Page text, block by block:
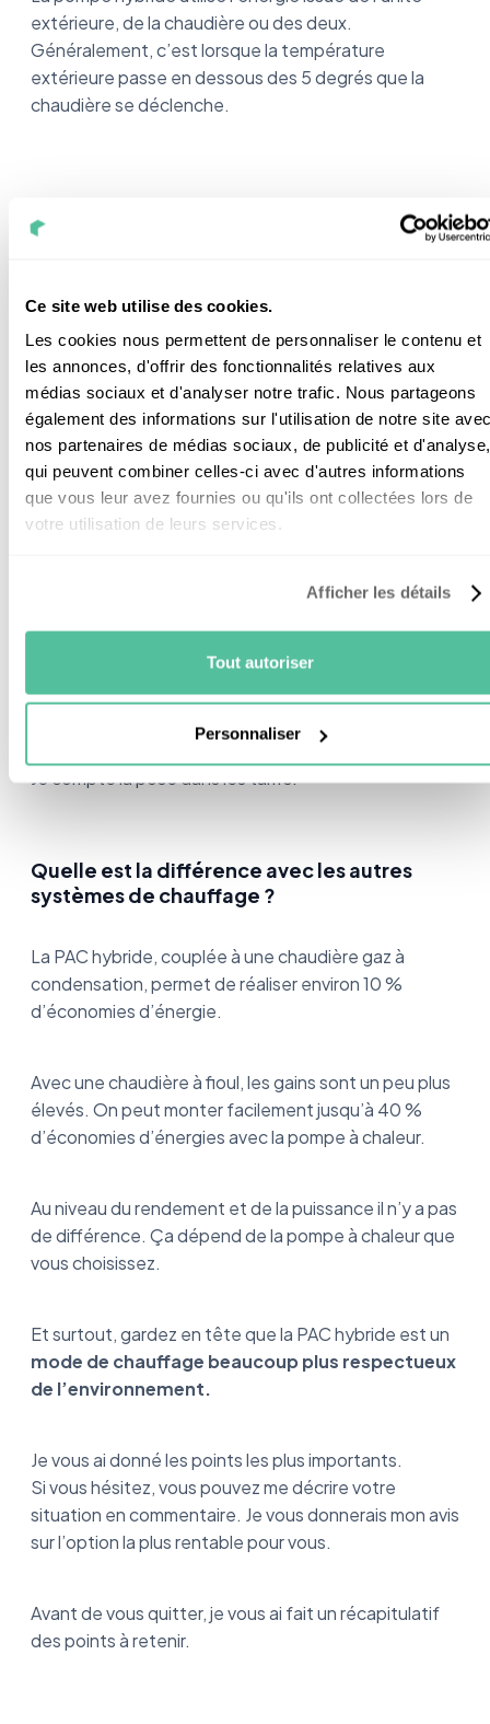
Ce site web utilise des cookies.
Les cookies nous permettent de personnaliser le contenu et
les annonces, d'offrir des fonctionnalités relatives aux
médias sociaux et d'analyser notre trafic. Nous partageons
également des informations sur l'utilisation de notre site
nos partenaires de médias sociaux, de publicité et d'analyse,
qui peuvent combiner celles-ci avec d'autres informations
que vous leur avez fournies ou qu'ils ont collectées lors de
votre utilisation de leurs services.
Afficher les détails
Tout autoriser
Personnaliser
extérieure, de la chaudière ou des deux.
Généralement, c’est lorsque la température
extérieure passe en dessous des 5 degrés que la
chaudière se déclenche.
Une différence de prix ?
Je vous ai fait un petit tableau comparatif pour que
vous ayez le prix d'une pompe à chaleurhybride en
tête :
Modèle Prix
4 500 à 15 000 €
Je compte la pose dans les tarifs.
Quelle est la différence avec les autres
systèmes de chauffage ?
La PAC hybride, couplée à une chaudière gaz à
condensation, permet de réaliser environ 10 %
d’économies d’énergie.
Avec une chaudière à fioul, les gains sont un peu plus
élevés. On peut monter facilement jusqu’à 40 %
d’économies d’énergies avec la pompe à chaleur.
Au niveau du rendement et de la puissance il n’y a pas
de différence. Ça dépend de la pompe à chaleur que
vous choisissez.
Et surtout, gardez en tête que la PAC hybride est un
mode de chauffage beaucoup plus respectueux
de l’environnement.
Je vous ai donné les points les plus importants.
Si vous hésitez, vous pouvez me décrire votre
situation en commentaire. Je vous donnerais mon avis
sur l’option la plus rentable pour vous.
Avant de vous quitter, je vous ai fait un récapitulatif
des points à retenir.